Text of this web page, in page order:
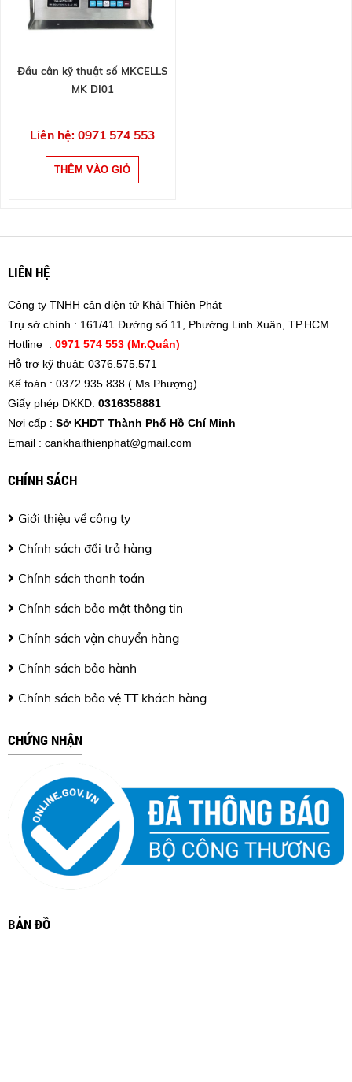
Đầu cân kỹ thuật số MKCELLS
MK DI01
Liên hệ: 0971 574 553
LIÊN HỆ
Công ty TNHH cân điện tử Khải Thiên Phát
Trụ sở chính : 161/41 Đường số 11, Phường Linh Xuân, TP.HCM
Hotline : 0971 574 553 (Mr.Quân)
Hỗ trợ kỹ thuật: 0376.575.571
Kế toán : 0372.935.838 ( Ms.Phượng)
Giấy phép DKKD: 0316358881
Nơi cấp : Sở KHDT Thành Phố Hồ Chí Minh
Email : cankhaithienphat@gmail.com
CHÍNH SÁCH
Giới thiệu về công ty
Chính sách đổi trả hàng
Chính sách thanh toán
Chính sách bảo mật thông tin
Chính sách vận chuyển hàng
Chính sách bảo hành
Chính sách bảo vệ TT khách hàng
CHỨNG NHẬN
BẢN ĐỒ